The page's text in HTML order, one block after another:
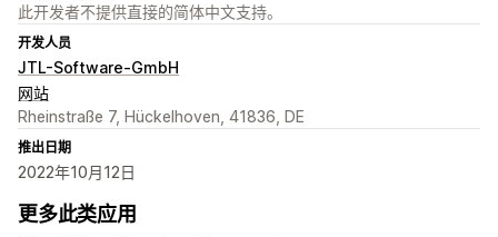
此开发者不提供直接的简体中文支持。
开发人员
JTL-Software-GmbH
网站
Rheinstraße 7, Hückelhoven, 41836, DE
推出日期
2022年10月12日
更多此类应用